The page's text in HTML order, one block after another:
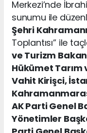
Merkezi’nde
sunumu ile
Şehri
Toplantısı” ile
ve Turizm
Hükümet Tarım
Vahit Kirişci,
AK Parti Genel
Yönetimler